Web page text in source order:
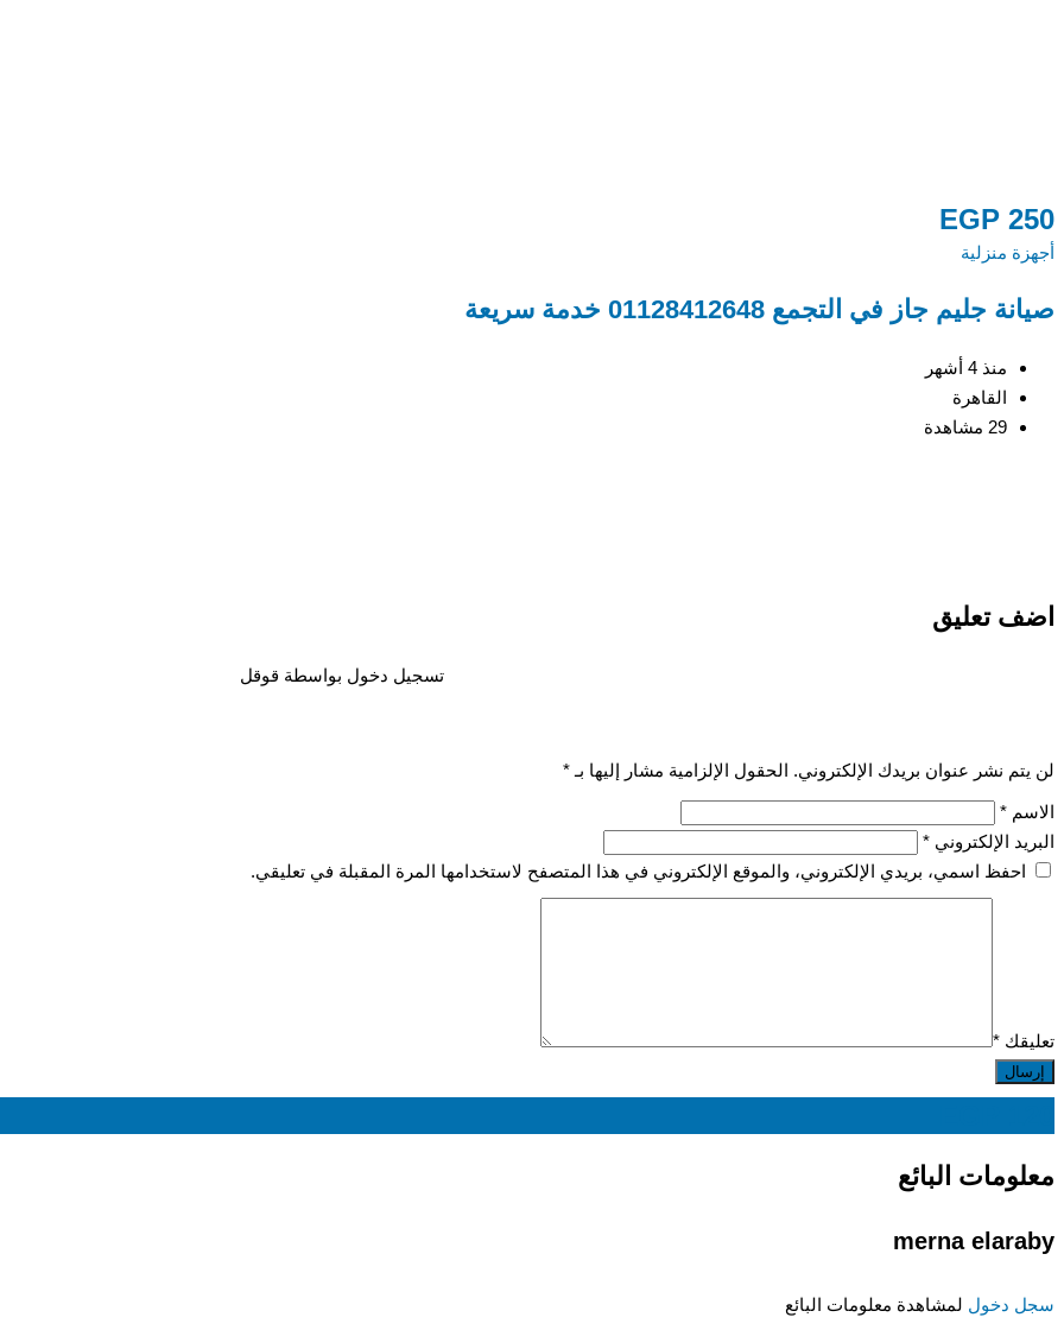
EGP 250
أجهزة منزلية
صيانة جليم جاز في التجمع 01128412648 خدمة سريعة
منذ 4 أشهر
القاهرة
29 مشاهدة
اضف تعليق
تسجيل دخول بواسطة قوقل
لن يتم نشر عنوان بريدك الإلكتروني. الحقول الإلزامية مشار إليها بـ *
الاسم *
البريد الإلكتروني *
احفظ اسمي، بريدي الإلكتروني، والموقع الإلكتروني في هذا المتصفح لاستخدامها المرة المقبلة في تعليقي.
تعليقك *
معلومات البائع
merna elaraby
سجل دخول لمشاهدة معلومات البائع